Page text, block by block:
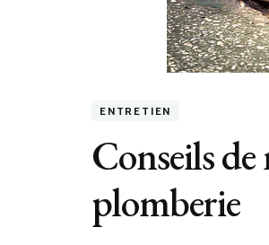
ENTRETIEN
Conseils
plomberie